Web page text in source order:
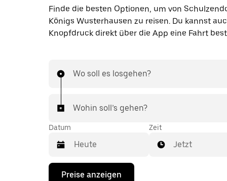
Finde die besten Optionen, um von
Königs Wusterhausen zu reisen. Du kannst
Knopfdruck direkt über die App eine Fahrt
Wo soll es losgehen?
Wohin soll’s gehen?
Datum
Drücke
Zeit
Jetzt
Preise anzeigen